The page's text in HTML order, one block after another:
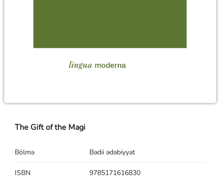
The Gift of the Magi
Bölmə Bədii ədəbiyyat
ISBN 9785171616830